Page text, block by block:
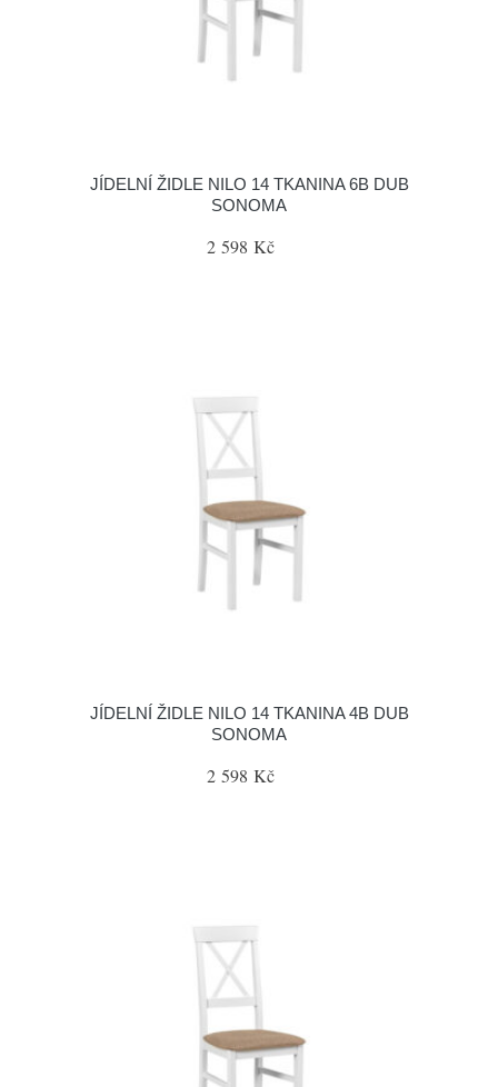
JÍDELNÍ ŽIDLE NILO 14 TKANINA 6B DUB
SONOMA
2 598 Kč
JÍDELNÍ ŽIDLE NILO 14 TKANINA 4B DUB
SONOMA
2 598 Kč